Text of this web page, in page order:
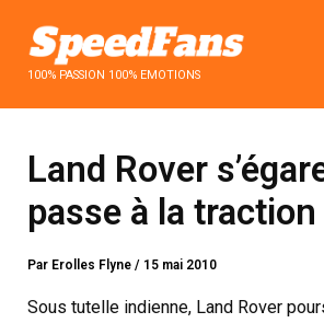
contenu100% PASSION 100% EMOTIONS
Land Rover
passe à la traction
Par Erolles Flyne/ 15 mai 2010
Sous tutelle indienne, Land Rover